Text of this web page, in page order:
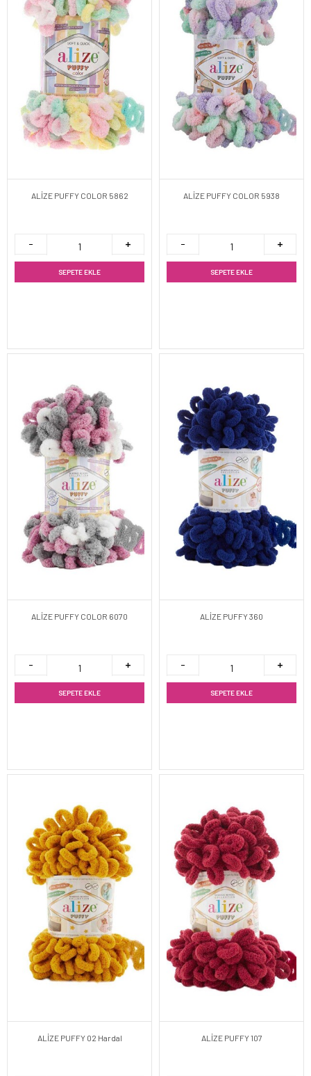
ALİZE PUFFY COLOR 5862
SEPETE EKLE
ALİZE PUFFY COLOR 5938
SEPETE EKLE
ALİZE PUFFY COLOR 6070
SEPETE EKLE
ALİZE PUFFY 360
SEPETE EKLE
ALİZE PUFFY 02 Hardal ALİZE PUFFY 107